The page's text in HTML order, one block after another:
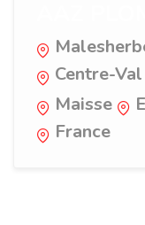
Centre-
Maisse
France